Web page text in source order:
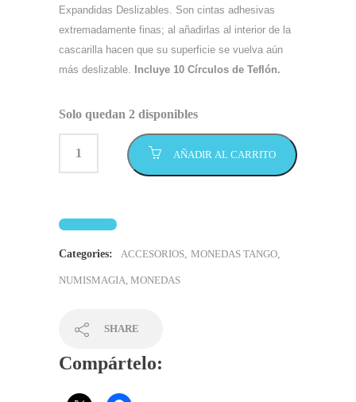
Expandidas Deslizables. Son cintas adhesivas
extremadamente finas; al añadirlas al interior de la
cascarilla hacen que su superficie se vuelva aún
más deslizable.
Incluye 10 Círculos de Teflón.
Solo quedan 2 disponibles
AÑADIR AL CARRITO
Categories: ACCESORIOS, MONEDAS TANGO,
NUMISMAGIA, MONEDAS
SHARE
Compártelo: